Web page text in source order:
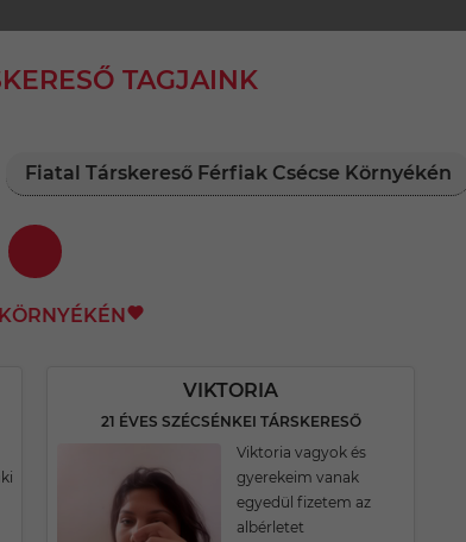
TAGJAINK
Fiatal Társkereső Férfiak Csécse Környékén
VIKTORIA
21 ÉVES SZÉCSÉNKEI TÁRSKERESŐ
Viktoria vagyok és
gyerekeim vanak
egyedül fizetem az
albérletet